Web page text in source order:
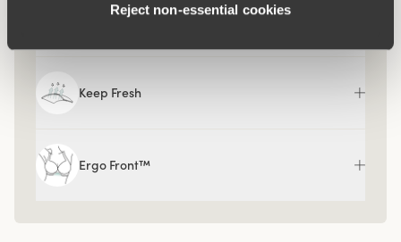
Reject non‑essential cookies
Komfortträger
Keep Fresh
Ergo Front™